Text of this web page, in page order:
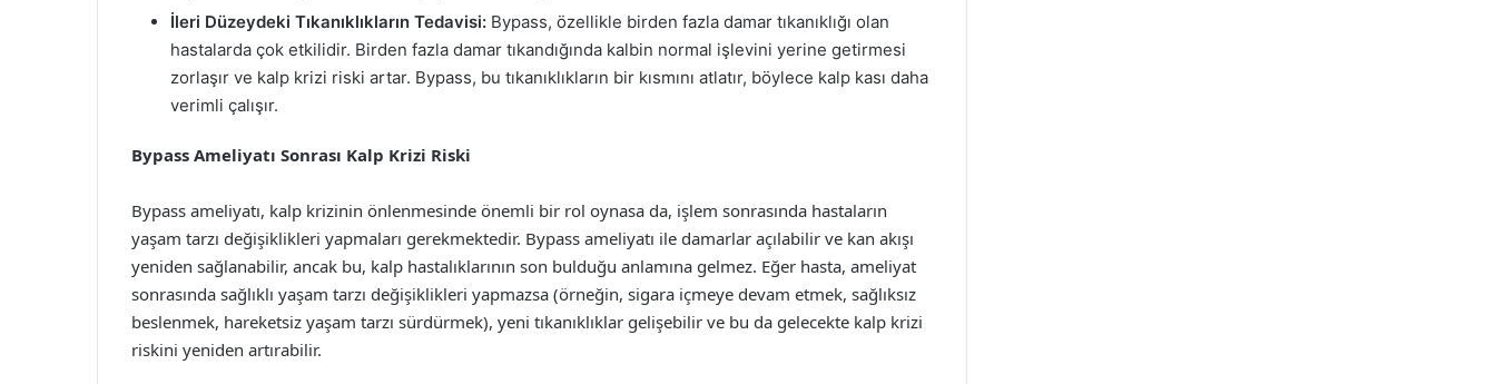
İleri Düzeydeki Tıkanıklıkların Tedavisi: Bypass, özellikle birden fazla damar tıkanıklığı olan
hastalarda çok etkilidir. Birden fazla damar tıkandığında kalbin normal işlevini yerine getirmesi
zorlaşır ve kalp krizi riski artar. Bypass, bu tıkanıklıkların bir kısmını atlatır, böylece kalp kası daha
verimli çalışır.
Bypass Ameliyatı Sonrası Kalp Krizi Riski
Bypass ameliyatı, kalp krizinin önlenmesinde önemli bir rol oynasa da, işlem sonrasında hastaların
yaşam tarzı değişiklikleri yapmaları gerekmektedir. Bypass ameliyatı ile damarlar açılabilir ve kan akışı
yeniden sağlanabilir, ancak bu, kalp hastalıklarının son bulduğu anlamına gelmez. Eğer hasta, ameliyat
sonrasında sağlıklı yaşam tarzı değişiklikleri yapmazsa (örneğin, sigara içmeye devam etmek, sağlıksız
beslenmek, hareketsiz yaşam tarzı sürdürmek), yeni tıkanıklıklar gelişebilir ve bu da gelecekte kalp krizi
riskini yeniden artırabilir.